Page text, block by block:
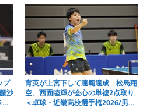
プ
沙
育英が上宮下して連覇達成 松島翔
空、西面睦輝が会心の単複2点取り
＜卓球・近畿高校選手権2026/男子